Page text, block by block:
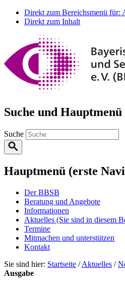
Direkt zum Bereichsmenü für:
Direkt zum Inhalt
Suche und Hauptmenü
Suche
Hauptmenü (erste
Der BBSB
Beratung und Angebote
Informationen
Aktuelles (Sie sind in diesem
Termine
Mitmachen und unterstützen
Kontakt
Sie sind hier: Startseite /Aktuelles /
Ausgabe